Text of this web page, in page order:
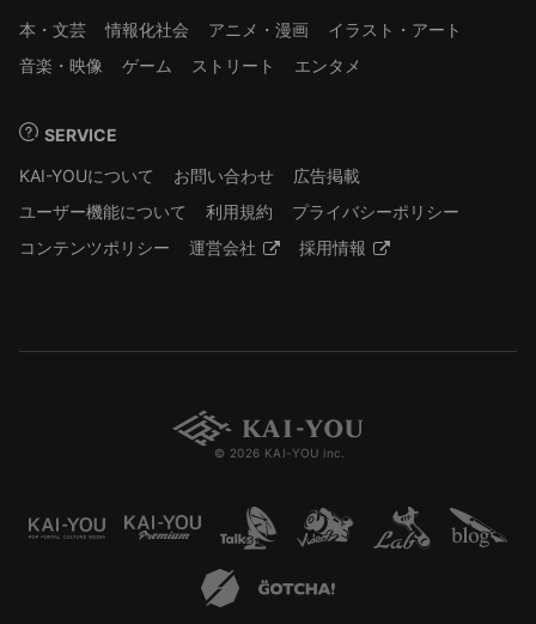
本・文芸
情報化社会 アニメ・漫画
イラスト・アート
音楽・映像
ゲーム ストリート エンタメ
SERVICE
KAI-YOUについて
お問い合わせ
広告掲載
ユーザー機能について
利用規約
プライバシーポリシー
コンテンツポリシー
運営会社 採用情報
© 2026 KAI-YOU inc.